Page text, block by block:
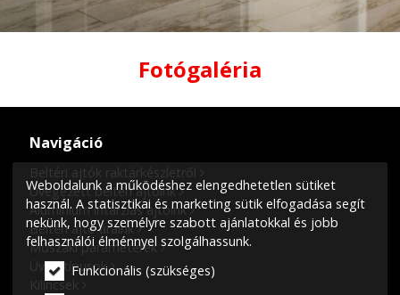
Fotógaléria
Navigáció
Beltéri ajtók raktárkészletről
Üvegezett beltéri ajtóink
Alumínium intarziás ajtóink
Beltéri ajtó áraink
Műszaki paraméterek
Üveg típusok
Kilincsek
Weboldalunk a működéshez elengedhetetlen sütiket
használ. A statisztikai és marketing sütik elfogadása segít
nekünk, hogy személyre szabott ajánlatokkal és jobb
felhasználói élménnyel szolgálhassunk.
Funkcionális (szükséges)